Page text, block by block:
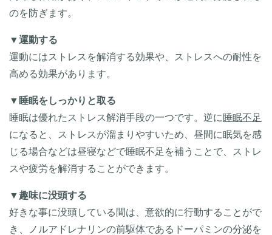
のを防ぎます。
▼運動する
運動にはストレスを解消する効果や、ストレスへの耐性を
高める効果があります。
▼ 睡眠をしっかりと取る
睡眠は優れたストレス解消手段の一つです。逆に 睡眠不足
になると、ストレスが溜まりやすいため、昼間に眠気を感
じる場合などは昼寝などで睡眠不足を補うことで、ストレ
スや疲労を解消することができます。
▼ 趣味に没頭する
好きな事に没頭している間は、意欲的に行動することがで
き、ノルアドレナリンの前駆体であるドーパミンの分泌を